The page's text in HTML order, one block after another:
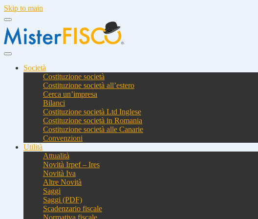
Skip to main
Società
Costituzione società
Costituzione società all’estero
Cerca un’impresa
Bilanci
Costituzione società Ltd Inglese
Costituzione società in Romania
Costituzione società alle Canarie
Convenzioni
Utilità
Attualità
Novità Irpef – Ires
Novità Iva
Altre Novità
Saggi
Saggi (PDF)
Scadenzario fiscale
Normativa fiscale